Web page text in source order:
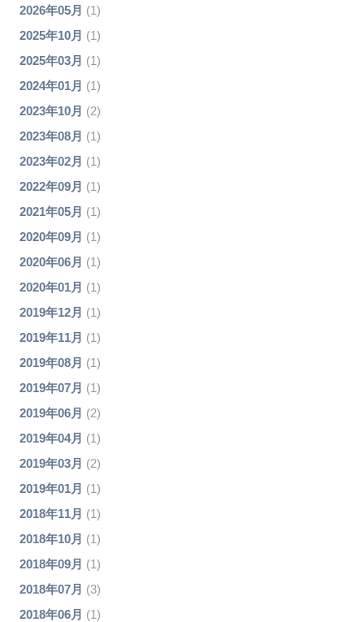
2026年05月 (1)
2025年10月 (1)
2025年03月 (1)
2024年01月 (1)
2023年10月 (2)
2023年08月 (1)
2023年02月 (1)
2022年09月 (1)
2021年05月 (1)
2020年09月 (1)
2020年06月 (1)
2020年01月 (1)
2019年12月 (1)
2019年11月 (1)
2019年08月 (1)
2019年07月 (1)
2019年06月 (2)
2019年04月 (1)
2019年03月 (2)
2019年01月 (1)
2018年11月 (1)
2018年10月 (1)
2018年09月 (1)
2018年07月 (3)
2018年06月 (1)